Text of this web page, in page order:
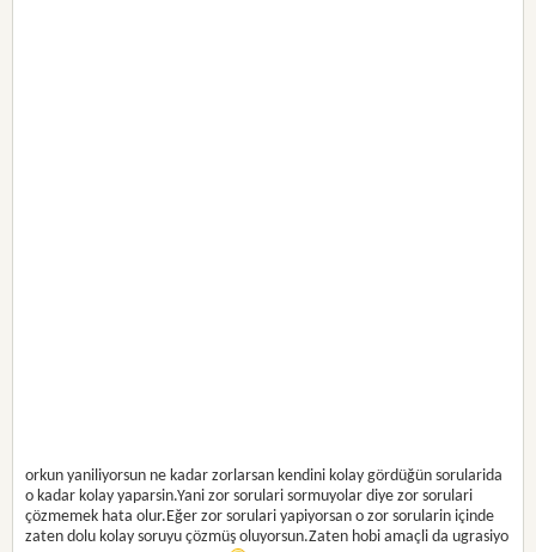
orkun yaniliyorsun ne kadar zorlarsan kendini kolay gördüğün sorularida
o kadar kolay yaparsin.Yani zor sorulari sormuyolar diye zor sorulari
çözmemek hata olur.Eğer zor sorulari yapiyorsan o zor sorularin içinde
zaten dolu kolay soruyu çözmüş oluyorsun.Zaten hobi amaçli da ugrasiyo